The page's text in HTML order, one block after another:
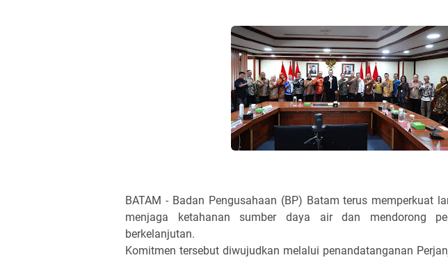
BATAM - Badan Pengusahaan (BP) Batam terus memperkuat
menjaga ketahanan sumber daya air dan mendorong
berkelanjutan.
Komitmen tersebut diwujudkan melalui penandatanganan